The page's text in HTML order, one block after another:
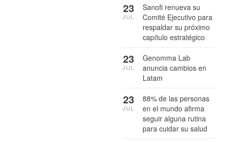
Sanofi renueva su
Comité Ejecutivo para
respaldar su próximo
capítulo estratégico
23
JUL
Genomma Lab
anuncia cambios en
Latam
23
JUL
88% de las personas
en el mundo afirma
seguir alguna rutina
para cuidar su salud
23
JUL